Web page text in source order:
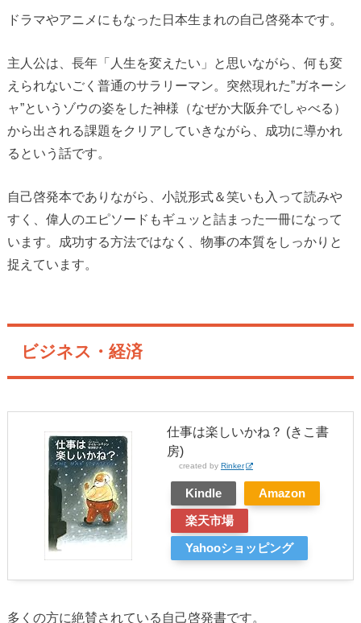
ドラマやアニメにもなった日本生まれの自己啓発本です。
主人公は、長年「人生を変えたい」と思いながら、何も変
えられないごく普通のサラリーマン。突然現れた”ガネーシ
ャ”というゾウの姿をした神様（なぜか大阪弁でしゃべる）
から出される課題をクリアしていきながら、成功に導かれ
るという話です。
自己啓発本でありながら、小説形式＆笑いも入って読みや
すく、偉人のエピソードもギュッと詰まった一冊になって
います。成功する方法ではなく、物事の本質をしっかりと
捉えています。
ビジネス・経済
仕事は楽しいかね？ (きこ書
房)
created by Rinker
Kindle Amazon
楽天市場
Yahooショッピング
多くの方に絶賛されている自己啓発書です。